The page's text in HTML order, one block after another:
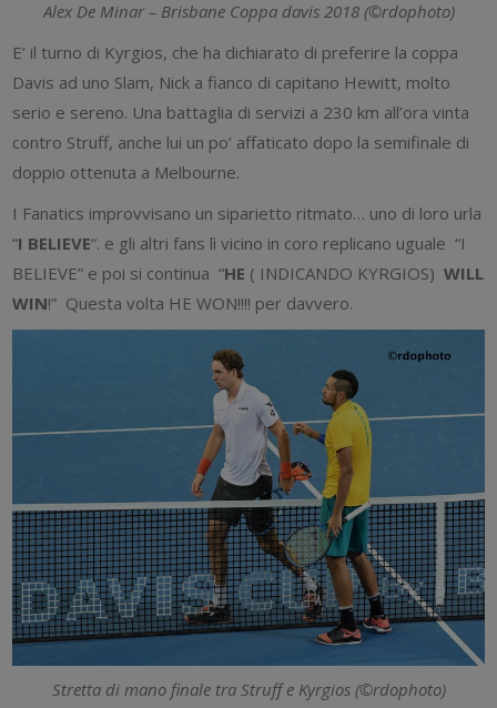
Alex De Minar – Brisbane Coppa davis 2018 (©rdophoto)
E’ il turno di Kyrgios, che ha dichiarato di preferire la coppa
Davis ad uno Slam, Nick a fianco di capitano Hewitt, molto
serio e sereno. Una battaglia di servizi a 230 km all’ora vinta
contro Struff, anche lui un po’ affaticato dopo la semifinale di
doppio ottenuta a Melbourne.
I Fanatics improvvisano un siparietto ritmato… uno di loro urla
“I BELIEVE“. e gli altri fans lì vicino in coro replicano uguale “I
BELIEVE” e poi si continua “HE ( INDICANDO KYRGIOS)WILL
WIN!” Questa volta HE WON!!!! per davvero.
Stretta di mano finale tra Struff e Kyrgios (©rdophoto)